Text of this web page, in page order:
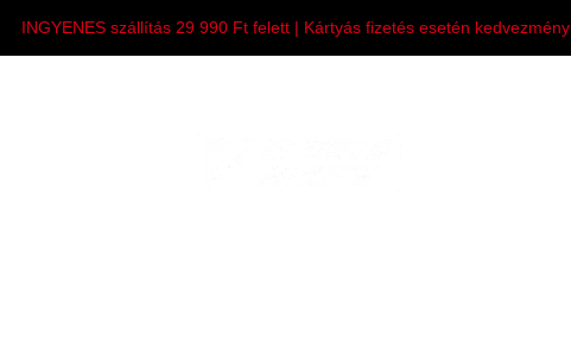
INGYENES szállítás 29 990 Ft felett | Kártyás fizetés esetén kedvezmény